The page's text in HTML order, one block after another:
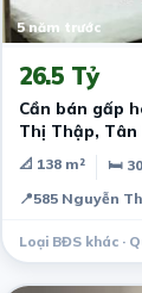
5 năm trước
26.5 Tỷ
Cần bán gấp
Thị Thập, Tân
📐 138 m² 🛏
📍585 Nguyễn
Loại BĐS khác ·